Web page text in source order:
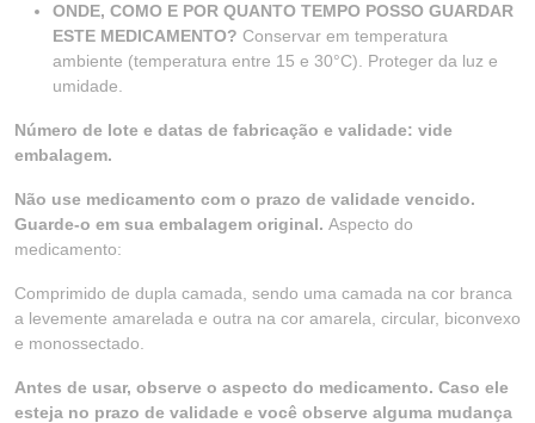
ONDE, COMO E POR QUANTO TEMPO POSSO GUARDAR
ESTE MEDICAMENTO? Conservar em temperatura
ambiente (temperatura entre 15 e 30°C). Proteger da luz e
umidade.
Número de lote e datas de fabricação e validade: vide
embalagem.
Não use medicamento com o prazo de validade vencido.
Guarde-o em sua embalagem original. Aspecto do
medicamento:
Comprimido de dupla camada, sendo uma camada na cor branca
a levemente amarelada e outra na cor amarela, circular, biconvexo
e monossectado.
Antes de usar, observe o aspecto do medicamento. Caso ele
esteja no prazo de validade e você observe alguma mudança